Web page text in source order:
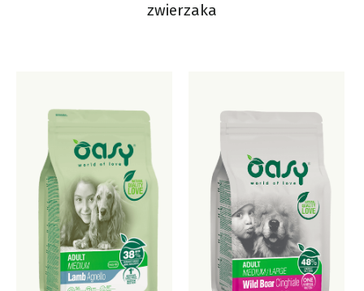
zwierzaka